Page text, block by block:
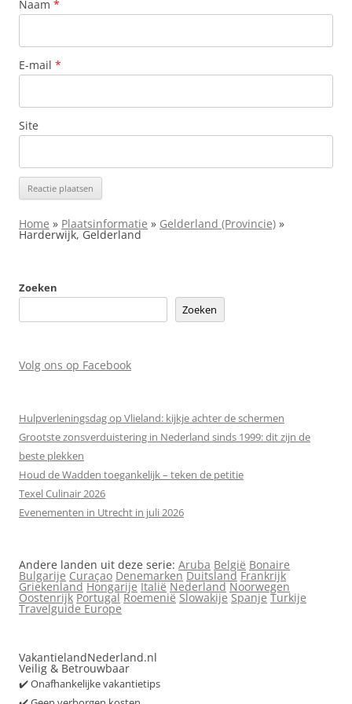
Naam *
E-mail *
Site
Home » Plaatsinformatie » Gelderland (Provincie) »
Harderwijk, Gelderland
Zoeken
Zoeken
Volg ons op Facebook
Hulpverleningsdag op Vlieland: kijkje achter de schermen
Grootste zonsverduistering in Nederland sinds 1999: dit zijn de
beste plekken
Houd de Wadden toegankelijk – teken de petitie
Texel Culinair 2026
Evenementen in Utrecht in juli 2026
Andere landen uit deze serie: Aruba België Bonaire
Bulgarije Curaçao Denemarken Duitsland Frankrijk
Griekenland Hongarije Italië Nederland Noorwegen
Oostenrijk Portugal Roemenië Slowakije Spanje Turkije
Travelguide Europe
VakantielandNederland.nl
Veilig & Betrouwbaar
✔️ Onafhankelijke vakantietips